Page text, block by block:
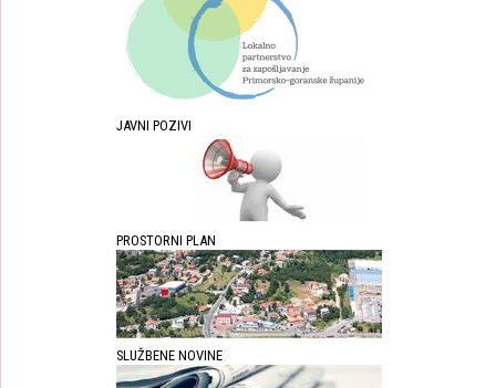
JAVNI POZIVI
PROSTORNI PLAN
SLUŽBENE NOVINE